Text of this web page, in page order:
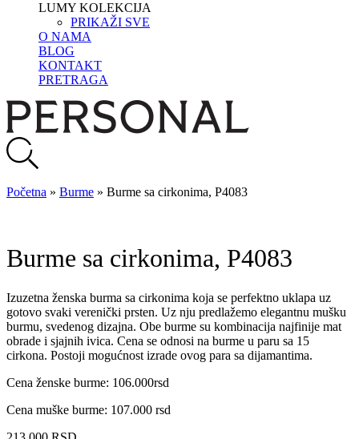
LUMY KOLEKCIJA
PRIKAŽI SVE
O NAMA
BLOG
KONTAKT
PRETRAGA
Početna » Burme » Burme sa cirkonima, P4083
Burme sa cirkonima, P4083
Izuzetna ženska burma sa cirkonima koja se perfektno uklapa uz
gotovo svaki verenički prsten. Uz nju predlažemo elegantnu mušku
burmu, svedenog dizajna. Obe burme su kombinacija najfinije mat
obrade i sjajnih ivica. Cena se odnosi na burme u paru sa 15
cirkona. Postoji mogućnost izrade ovog para sa dijamantima.
Cena ženske burme: 106.000rsd
Cena muške burme: 107.000 rsd